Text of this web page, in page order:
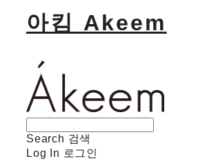
아킴 Akeem
Search 검색
Log In 로그인